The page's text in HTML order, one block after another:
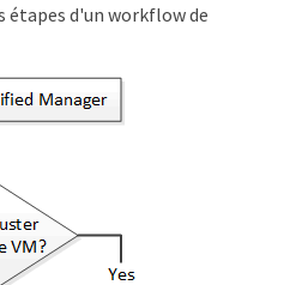
étapes d'un workflow de